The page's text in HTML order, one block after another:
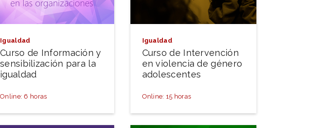
Igualdad
Curso de Información y
sensibilización para la
igualdad
Online: 6 horas
Igualdad
Curso de Intervención
en violencia de género
adolescentes
Online: 15 horas